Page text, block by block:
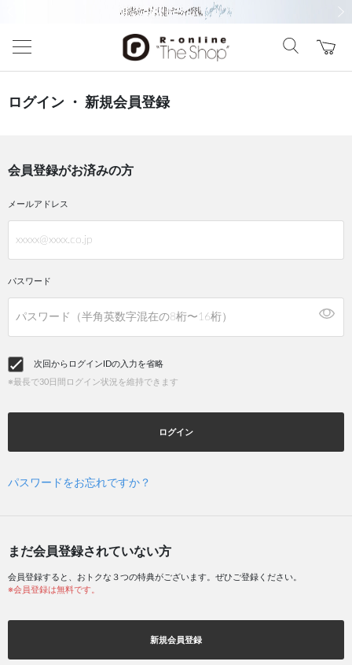
ログイン ・ 新規会員登録
会員登録がお済みの方
メールアドレス
パスワード
次回からログインIDの入力を省略
※最長で30日間ログイン状況を維持できます
ログイン
パスワードをお忘れですか？
まだ会員登録されていない方
会員登録すると、おトクな３つの特典がございます。ぜひご登録ください。
※会員登録は無料です。
新規会員登録